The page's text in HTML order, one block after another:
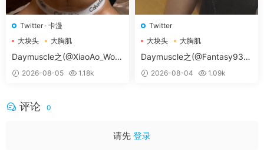
♥无法获取邮箱验证码：
Twitter· 卡漫
大块头
大胸肌
大胸肌肉男
Daymuscle之(@XiaoAo_Worl
d-@XiaoAo.art）
2026-08-05 1.18k
Twitter
大块头
大胸肌
大胸肌肉男
Daymuscle之(@Fantasy938
15579-@孔控Kong）
2026-08-04 1.09k
评论 0
请先 登录